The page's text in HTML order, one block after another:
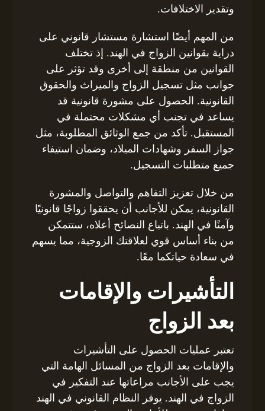
وتقدير الاختلافات.
من المهم أيضًا استشارة مستشار قانوني على
دراية بقوانين الزواج في الهند. إذ تختلف
القوانين من منطقة إلى أخرى وقد تؤثر على
جوانب مثل تسجيل الزواج والميراث والحقوق
القانونية. الحصول على مشورة قانونية قد
يساعد في تجنب أي مشكلات محتملة في
المستقبل. تأكد من جمع الوثائق المطلوبة، مثل
جواز السفر وشهادات الميلاد، وضمان استيفاء
جميع متطلبات التسجيل.
من خلال تعزيز التفاهم والتواصل والمشورة
القانونية، يمكن للأجانب أن يحققوا زواجًا قانونيًا
وآمنًا في الهند. باتباع النصائح أعلاه، ستتمكن
من بناء أساس قوي لعلاقتك الزوجية، مما يسهم
في سعادة حياتكما معًا.
التأشيرات والإقامات
بعد الزواج
تعتبر عمليات الحصول على التأشيرات
والإقامات بعد الزواج من المسائل الهامة التي
يجب على الأجانب مراعاتها عند التفكير في
الزواج في الهند. يوفر النظام القانوني في الهند